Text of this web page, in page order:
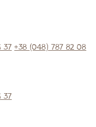
37 +38 (048) 787 82 08
37